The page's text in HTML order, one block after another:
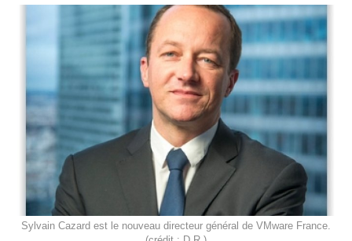
Sylvain Cazard est le nouveau directeur général de VMware France.